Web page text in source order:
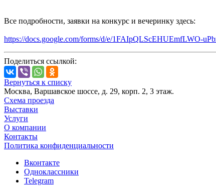
Все подробности, заявки на конкурс и вечеринку здесь:
https://docs.google.com/forms/d/e/1FAIpQLScEHUEmfLWO-
Поделиться ссылкой:
Вернуться к списку
Москва, Варшавское шоссе, д. 29, корп. 2, 3 этаж.
Схема проезда
Выставки
Услуги
О компании
Контакты
Политика конфиденциальности
Вконтакте
Одноклассники
Telegram